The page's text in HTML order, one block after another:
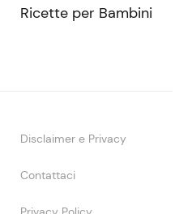
Ricette per Bambini
Disclaimer e Privacy
Contattaci